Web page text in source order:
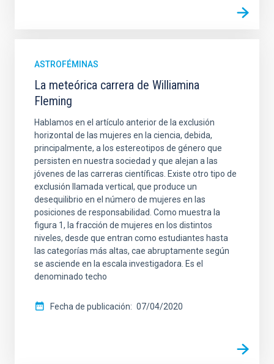
ASTROFÉMINAS
La meteórica carrera de Williamina
Fleming
Hablamos en el artículo anterior de la exclusión
horizontal de las mujeres en la ciencia, debida,
principalmente, a los estereotipos de género que
persisten en nuestra sociedad y que alejan a las
jóvenes de las carreras científicas. Existe otro tipo de
exclusión llamada vertical, que produce un
desequilibrio en el número de mujeres en las
posiciones de responsabilidad. Como muestra la
figura 1, la fracción de mujeres en los distintos
niveles, desde que entran como estudiantes hasta
las categorías más altas, cae abruptamente según
se asciende en la escala investigadora. Es el
denominado techo
Fecha de publicación 07/04/2020